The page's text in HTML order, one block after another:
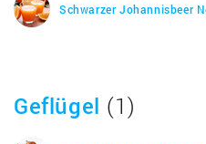
Schwarzer Johannisbeer
Geflügel (1)